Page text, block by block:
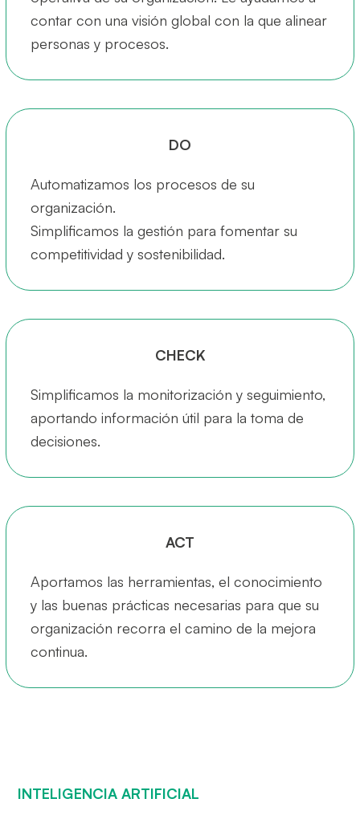
contar con una visión global con la que alinear
personas y procesos.
DO
Automatizamos los procesos de su
organización.
Simplificamos la gestión para fomentar su
competitividad y sostenibilidad.
CHECK
Simplificamos la monitorización y seguimiento,
aportando información útil para la toma de
decisiones.
ACT
Aportamos las herramientas, el conocimiento
y las buenas prácticas necesarias para que su
organización recorra el camino de la mejora
continua.
INTELIGENCIA ARTIFICIAL